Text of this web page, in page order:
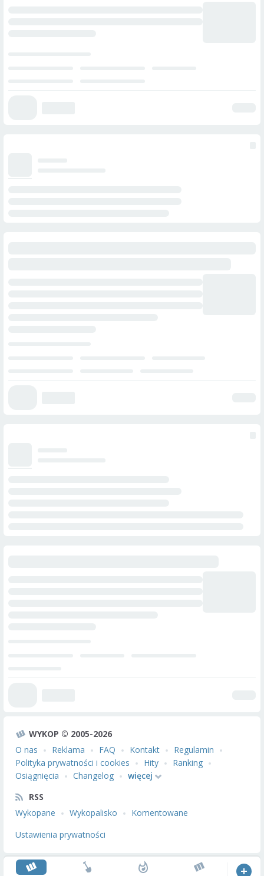
WYKOP © 2005-2026
O nas
Reklama FAQ Kontakt
Regulamin
Polityka prywatności i cookies
Hity
Ranking
Osiągnięcia
Changelog
więcej
RSS
Wykopane
Wykopalisko
Komentowane
Ustawienia prywatności